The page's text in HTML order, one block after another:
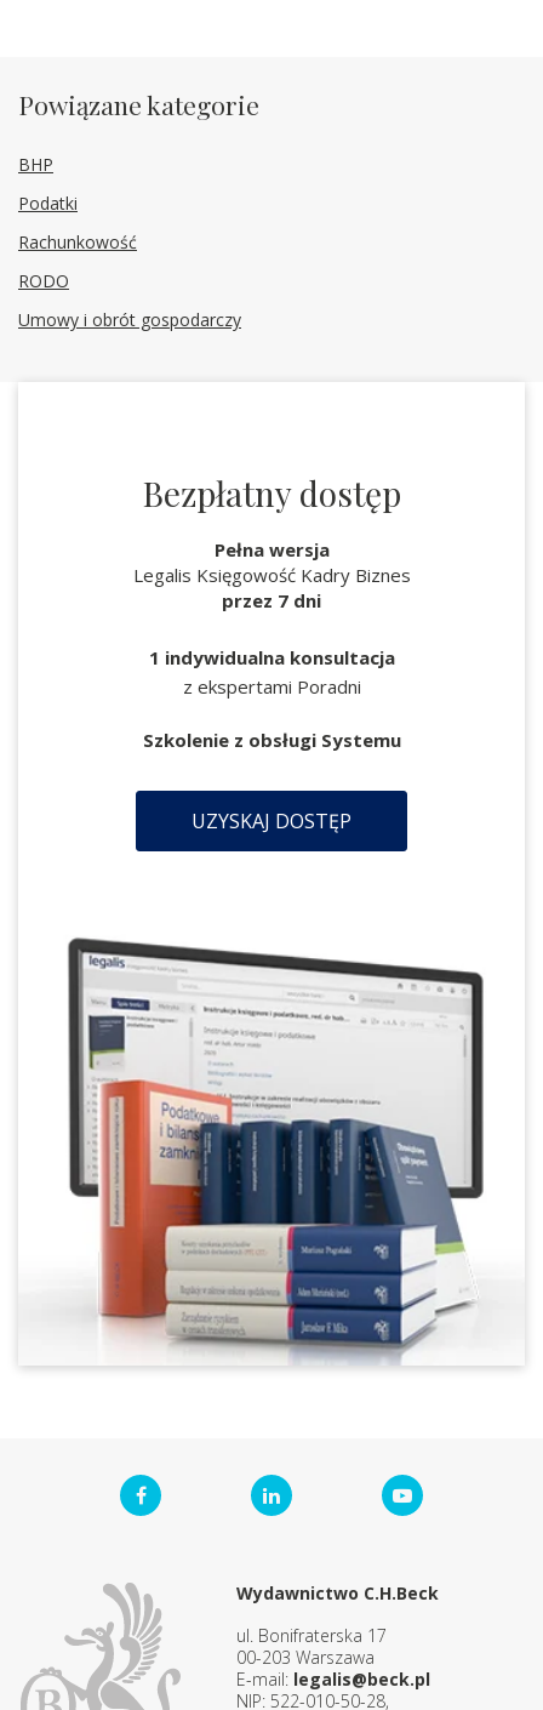
Powiązane kategorie
BHP
Podatki
Rachunkowość
RODO
Umowy i obrót gospodarczy
Bezpłatny dostęp
Pełna wersja
Legalis Księgowość Kadry Biznes
przez 7 dni
1 indywidualna konsultacja
z ekspertami Poradni
Szkolenie z obsługi Systemu
UZYSKAJ DOSTĘP
Wydawnictwo C.H.Beck
ul. Bonifraterska 17
00-203 Warszawa
E-mail: legalis@beck.pl
NIP: 522-010-50-28,